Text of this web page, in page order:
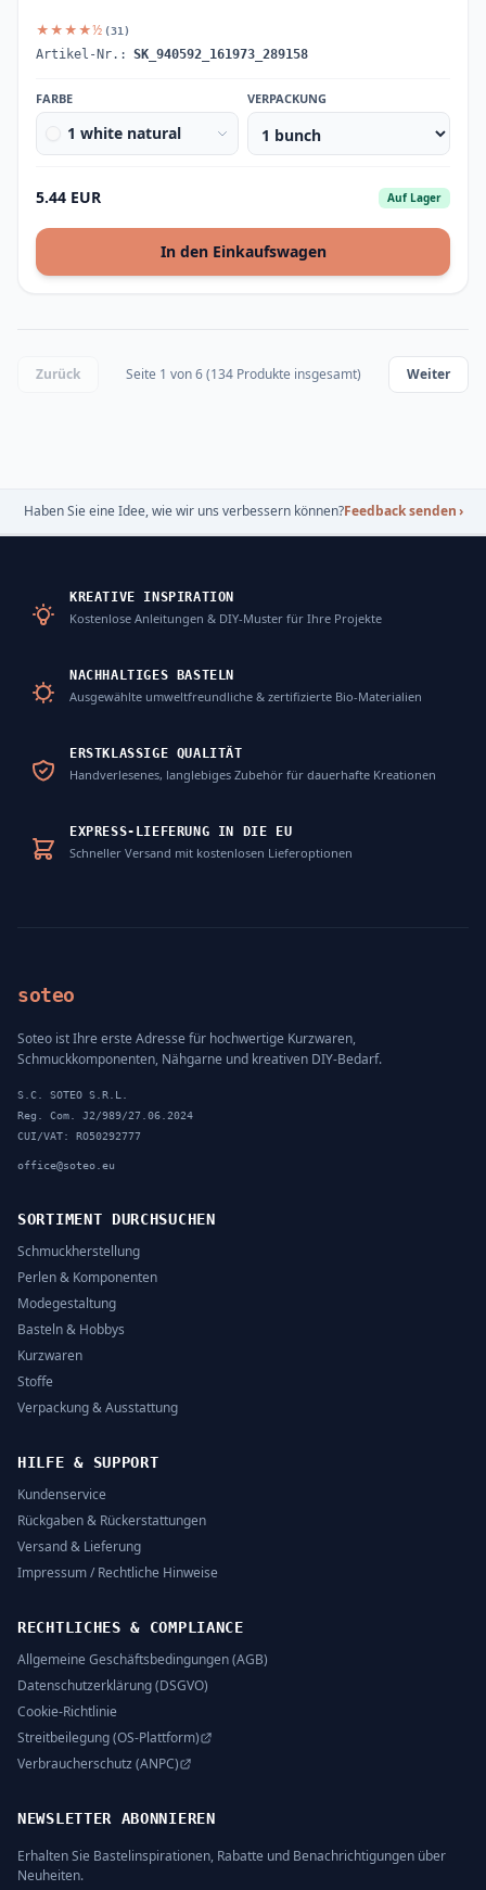
★★★★½ (31)
Artikel-Nr.: SK_940592_161973_289158
FARBE
1 white natural
VERPACKUNG
5.44 EUR Auf Lager
In den Einkaufswagen
Zurück Seite 1 von 6 (134 Produkte insgesamt) Weiter
Haben Sie eine Idee, wie wir uns verbessern können?Feedback senden›
KREATIVE INSPIRATION
Kostenlose Anleitungen & DIY-Muster für Ihre Projekte
NACHHALTIGES BASTELN
Ausgewählte umweltfreundliche & zertifizierte Bio-Materialien
ERSTKLASSIGE QUALITÄT
Handverlesenes, langlebiges Zubehör für dauerhafte Kreationen
EXPRESS-LIEFERUNG IN DIE EU
Schneller Versand mit kostenlosen Lieferoptionen
soteo
Soteo ist Ihre erste Adresse für hochwertige Kurzwaren,
Schmuckkomponenten, Nähgarne und kreativen DIY-Bedarf.
S.C. SOTEO S.R.L.
Reg. Com. J2/989/27.06.2024
CUI/VAT: RO50292777
office@soteo.eu
SORTIMENT DURCHSUCHEN
Schmuckherstellung
Perlen & Komponenten
Modegestaltung
Basteln & Hobbys
Kurzwaren
Stoffe
Verpackung & Ausstattung
HILFE & SUPPORT
Kundenservice
Rückgaben & Rückerstattungen
Versand & Lieferung
Impressum / Rechtliche Hinweise
RECHTLICHES & COMPLIANCE
Allgemeine Geschäftsbedingungen (AGB)
Datenschutzerklärung (DSGVO)
Cookie-Richtlinie
Streitbeilegung (OS-Plattform)
Verbraucherschutz (ANPC)
NEWSLETTER ABONNIEREN
Erhalten Sie Bastelinspirationen, Rabatte und Benachrichtigungen über
Neuheiten.